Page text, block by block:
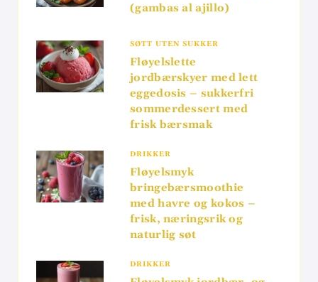
(gambas al ajillo)
SØTT UTEN SUKKER
Fløyelslette
jordbærskyer med lett
eggedosis – sukkerfri
sommerdessert med
frisk bærsmak
DRIKKER
Fløyelsmyk
bringebærsmoothie
med havre og kokos –
frisk, næringsrik og
naturlig søt
DRIKKER